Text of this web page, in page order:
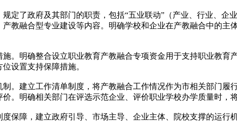
了政府及其部门的职责，包括“五业联动”（产业、行业、企
教融合型专业建设等内容。明确学校和企业在产教融合中的主
明确整合设立职业教育产教融合专项资金用于支持职业教育
设置支持保障措施。
建立工作清单制度，将产教融合工作情况作为市相关部门履
。明确相关部门在评选示范企业、评价职业学校办学质量时，
障，建立政府引导、市场主导、企业主体、院校支撑的运行